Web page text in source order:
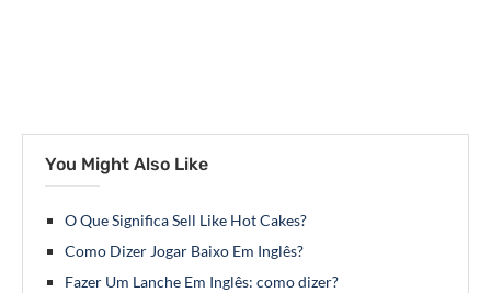
You Might Also Like
O Que Significa Sell Like Hot Cakes?
Como Dizer Jogar Baixo Em Inglês?
Fazer Um Lanche Em Inglês: como dizer?